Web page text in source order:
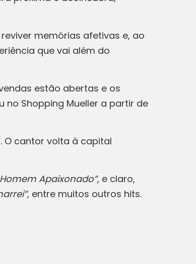
memórias afetivas e, ao
que vai além do
estão abertas e os
no Shopping Mueller a partir de
O cantor volta à capital
Apaixonado”, e claro,
, entre muitos outros hits.